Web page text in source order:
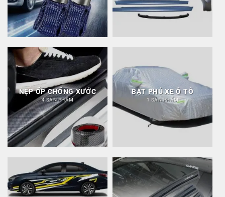
NẸP ỐP CHỐNG XƯỚC
4 SẢN PHẨM
BẠT PHỦ XE Ô TÔ
1 SẢN PHẨM